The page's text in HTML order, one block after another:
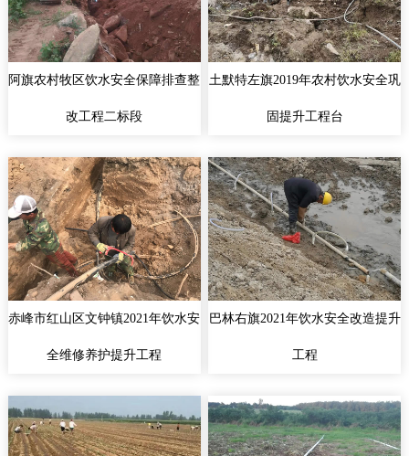
阿旗农村牧区饮水安全保障排查整
改工程二标段
土默特左旗2019年农村饮水安全巩
固提升工程台
赤峰市红山区文钟镇2021年饮水安
全维修养护提升工程
巴林右旗2021年饮水安全改造提升
工程